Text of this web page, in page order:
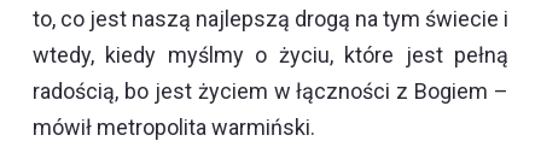
to, co jest naszą najlepszą drogą na tym świecie i
wtedy, kiedy myślmy o życiu, które jest pełną
radością, bo jest życiem w łączności z Bogiem –
mówił metropolita warmiński.